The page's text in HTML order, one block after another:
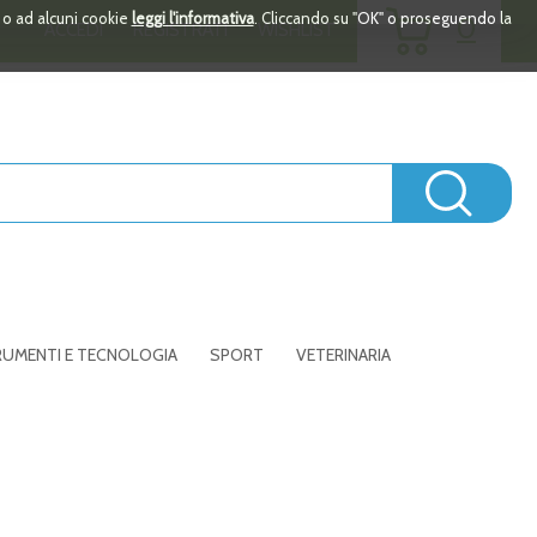
ad alcuni cookie leggi l'informativa. Cliccando su "OK" o proseguendo la
ACCEDI REGISTRATI WISHLIST 0
ARTICOLI
E TECNOLOGIA SPORT VETERINARIA